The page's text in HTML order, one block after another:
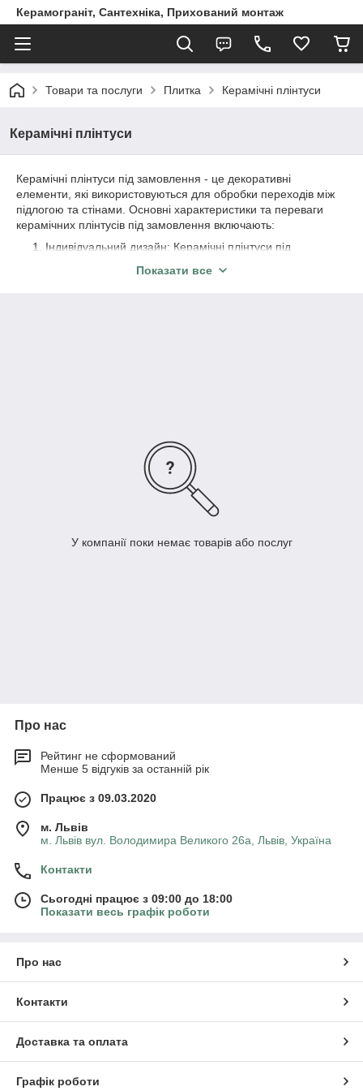
Керамограніт, Сантехніка, Прихований монтаж
Товари та послуги Плитка Керамічні плінтуси
Керамічні плінтуси
Керамічні плінтуси під замовлення - це декоративні
елементи, які використовуються для обробки переходів між
підлогою та стінами. Основні характеристики та переваги
керамічних плінтусів під замовлення включають:
Індивідуальний дизайн: Керамічні плінтуси під
вимог та вподобань замовника. Це дозволяє
та текстури, що дозволяє вибрати оптимальний варіант
для конкретного інтер'єру. Вони можуть мати гладку
поверхню, рельєфний візерунок або бути оздоблені
декоративними елементами.
Показати все
У компанії поки немає товарів або послуг
Про нас
Рейтинг не сформований
Менше 5 відгуків за останній рік
Працює з 09.03.2020
м. Львів
м. Львів вул. Володимира Великого 26а, Львів, Україна
Контакти
Сьогодні працює з 09:00 до 18:00
Показати весь графік роботи
Про нас
Контакти
Доставка та оплата
Графік роботи